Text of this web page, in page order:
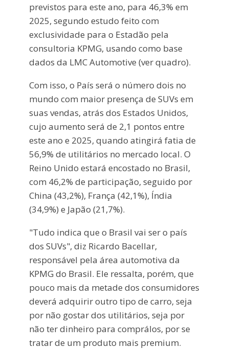
previstos para este ano, para 46,3% em
2025, segundo estudo feito com
exclusividade para o Estadão pela
consultoria KPMG, usando como base
dados da LMC Automotive (ver quadro).
Com isso, o País será o número dois no
mundo com maior presença de SUVs em
suas vendas, atrás dos Estados Unidos,
cujo aumento será de 2,1 pontos entre
este ano e 2025, quando atingirá fatia de
56,9% de utilitários no mercado local. O
Reino Unido estará encostado no Brasil,
com 46,2% de participação, seguido por
China (43,2%), França (42,1%), Índia
(34,9%) e Japão (21,7%).
"Tudo indica que o Brasil vai ser o país
dos SUVs", diz Ricardo Bacellar,
responsável pela área automotiva da
KPMG do Brasil. Ele ressalta, porém, que
pouco mais da metade dos consumidores
deverá adquirir outro tipo de carro, seja
por não gostar dos utilitários, seja por
não ter dinheiro para comprálos, por se
tratar de um produto mais premium.